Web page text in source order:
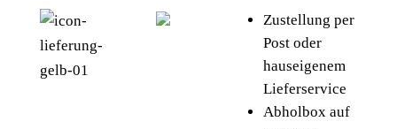
Zustellung per
Post oder
hauseigenem
Lieferservice
Abholbox auf